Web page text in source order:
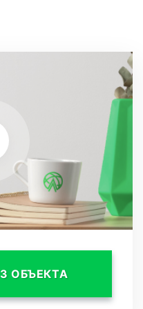
будут
стильностью
деревом,
обоями и панелями
люстрами. Мебель
ОБЪЕКТА